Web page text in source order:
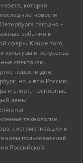
которая
новости
сегодня –
события и
сферы. Кроме того,
культуры и искусства:
спектакли.
новости дня,
но и всю Россию.
и спорт, – основные
день!
технологии
систематизации и
пользователей
Российской